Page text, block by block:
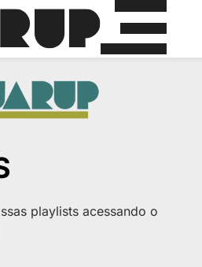
playlists acessando o